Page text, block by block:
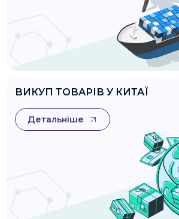
ВИКУП ТОВАРІВ У КИТАЇ
Детальніше